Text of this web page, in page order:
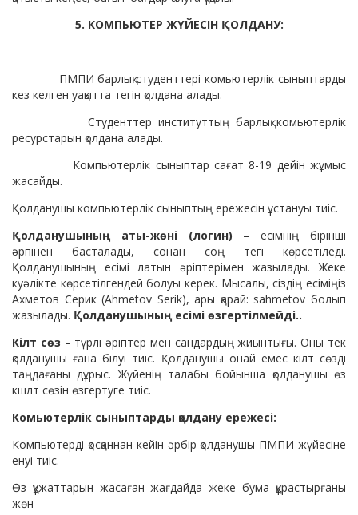
5. КОМПЬЮТЕР ЖҮЙЕСІН ҚОЛДАНУ:
ПМПИ барлық студенттері комьютерлік сыныптарды
кез келген уақытта тегін қолдана алады.
Студенттер институттың барлық комьютерлік
ресурстарын қолдана алады.
Компьютерлік сыныптар сағат 8-19 дейін жұмыс
жасайды.
Қолданушы компьютерлік сыныптың ережесін ұстануы тиіс.
Қолданушының аты-жөні (логин) – есімнің бірінші
әрпінен басталады, сонан соң тегі көрсетіледі.
Қолданушының есімі латын әріптерімен жазылады. Жеке
куәлікте көрсетілгендей болуы керек. Мысалы, сіздің есіміңіз
Ахметов Серик (Ahmetov Serik), ары қарай: sahmetov болып
жазылады. Қолданушының есімі өзгертілмейді..
Кілт сөз – түрлі әріптер мен сандардың жиынтығы. Оны тек
қолданушы ғана білуі тиіс. Қолданушы онай емес кілт сөзді
таңдағаны дұрыс. Жүйенің талабы бойынша қолданушы өз
кшлт сөзін өзгертуге тиіс.
Комьютерлік сыныптарды қолдану ережесі:
Компьютерді қосқаннан кейін әрбір қолданушы ПМПИ жүйесіне
енуі тиіс.
Өз құжаттарын жасаған жағдайда жеке бума құрастырғаны
жөн